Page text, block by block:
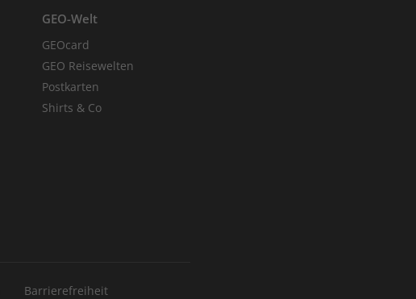
GEO-Welt
GEOcard
GEO Reisewelten
Postkarten
Shirts & Co
Barrierefreiheit